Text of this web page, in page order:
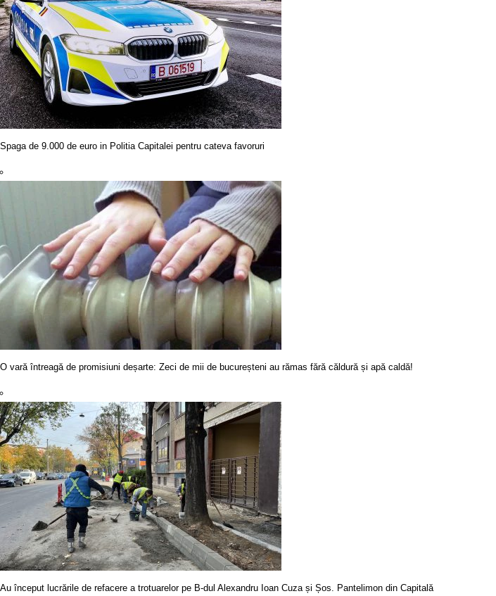
Spaga de 9.000 de euro in Politia Capitalei pentru cateva favoruri
O vară întreagă de promisiuni deșarte: Zeci de mii de bucureșteni au rămas fără căldură și apă caldă!
Au început lucrările de refacere a trotuarelor pe B-dul Alexandru Ioan Cuza și Șos. Pantelimon din Capitală